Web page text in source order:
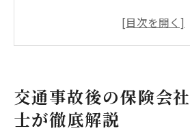
保険会社との交渉を弁護
弁護士が保険会社対応で
ト
交通事故後の保険会
士が徹底解説